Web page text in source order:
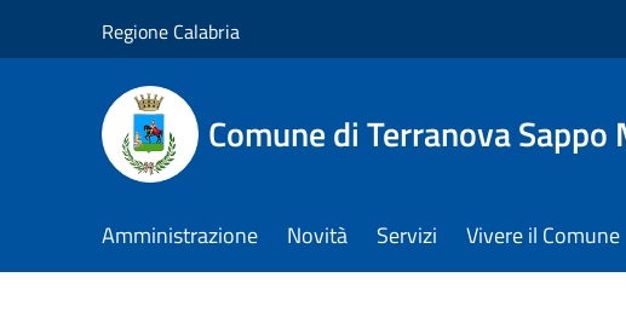
Regione Calabria
Comune di Terranova
Amministrazione Novità Servizi Vivere il Comune